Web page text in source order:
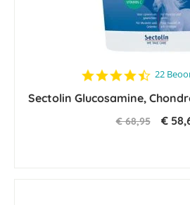
4.7
rating
22
Sectolin Glucosamine,
€ 68,95 €